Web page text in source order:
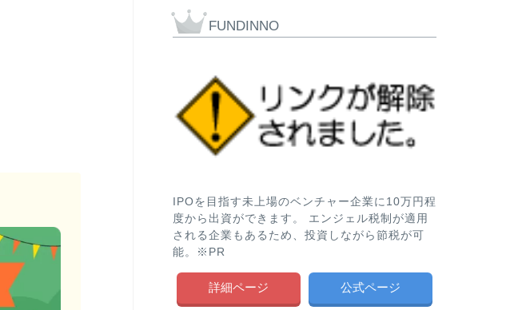
FUNDINNO
IPOを目指す未上場のベンチャー企業に10万円程
度から出資ができます。 エンジェル税制が適用
される企業もあるため、投資しながら節税が可
能。※PR
詳細ページ 公式ページ